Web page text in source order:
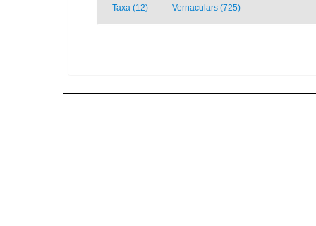
Taxa (12) Vernaculars (725)